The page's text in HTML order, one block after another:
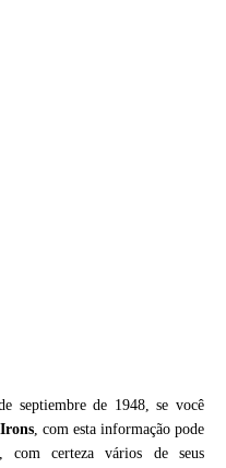
septiembre de 1948, se você
, com esta informação pode
com certeza vários de seus